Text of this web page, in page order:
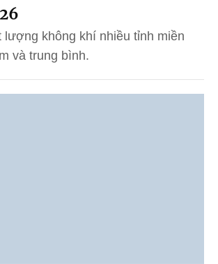
lượng không khí nhiều tỉnh miền
và trung bình.